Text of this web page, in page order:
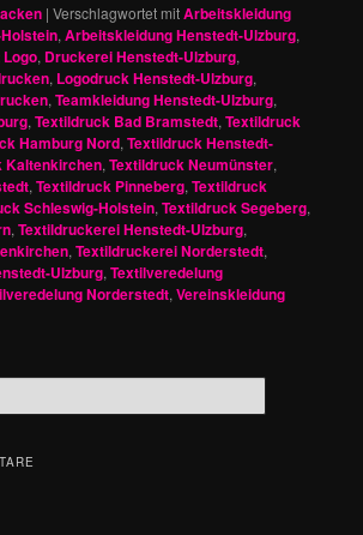
|Verschlagwortet mitArbeitskleidung
,Arbeitskleidung Henstedt-Ulzburg,
, Druckerei Henstedt-Ulzburg,
, Logodruck Henstedt-Ulzburg,
,Teamkleidung Henstedt-Ulzburg,
,Textildruck Bad Bramstedt,Textildruck
Hamburg Nord,Textildruck Henstedt-
Kaltenkirchen,Textildruck Neumünster,
,Textildruck Pinneberg,Textildruck
Schleswig-Holstein,Textildruck Segeberg,
,Textildruckerei Henstedt-Ulzburg,
,Textildruckerei Norderstedt,
Ulzburg,Textilveredelung
Norderstedt,Vereinskleidung